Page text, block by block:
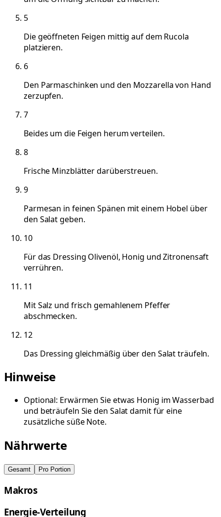
5
Die geöffneten Feigen mittig auf dem Rucola
platzieren.
6
Den Parmaschinken und den Mozzarella von Hand
zerzupfen.
7
Beides um die Feigen herum verteilen.
8
Frische Minzblätter darüberstreuen.
9
Parmesan in feinen Spänen mit einem Hobel über
den Salat geben.
10
Für das Dressing Olivenöl, Honig und Zitronensaft
verrühren.
11
Mit Salz und frisch gemahlenem Pfeffer
abschmecken.
12
Das Dressing gleichmäßig über den Salat träufeln.
Hinweise
Optional: Erwärmen Sie etwas Honig im Wasserbad
und beträufeln Sie den Salat damit für eine
zusätzliche süße Note.
Nährwerte
Gesamt Pro Portion
Makros
Energie-Verteilung